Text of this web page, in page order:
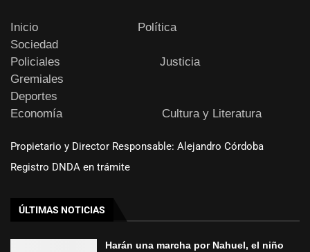
Inicio
Política
Sociedad
Policiales
Justicia
Gremiales
Deportes
Economía
Cultura y Literatura
Propietario y Director Responsable: Alejandro Córdoba
Registro DNDA en trámite
ÚLTIMAS NOTICIAS
Harán una marcha por Nahuel, el niño